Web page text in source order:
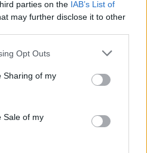
parties on the IAB’s List of
may further disclose it to other
Opt Outs
Sharing of my
Sale of my